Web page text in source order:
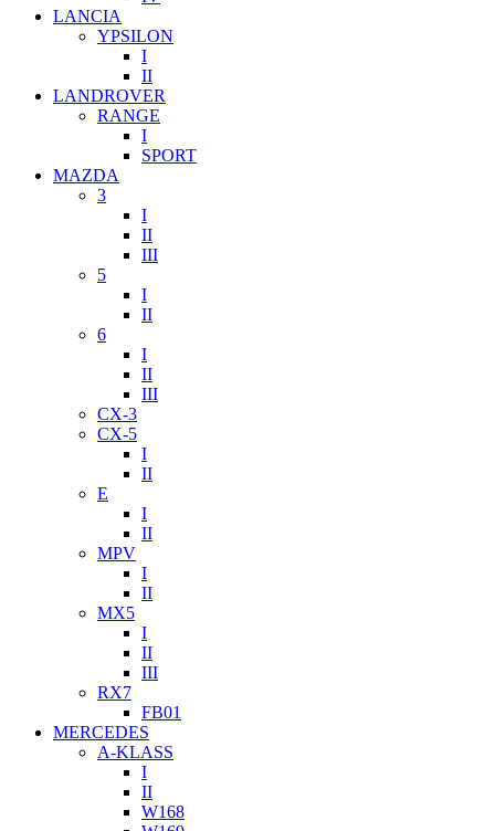
LANCIA
YPSILON
I
II
LANDROVER
RANGE
I
SPORT
MAZDA
3
I
II
III
5
I
II
6
I
II
III
CX-3
CX-5
I
II
E
I
II
MPV
I
II
MX5
I
II
III
RX7
FB01
MERCEDES
A-KLASS
I
II
W168